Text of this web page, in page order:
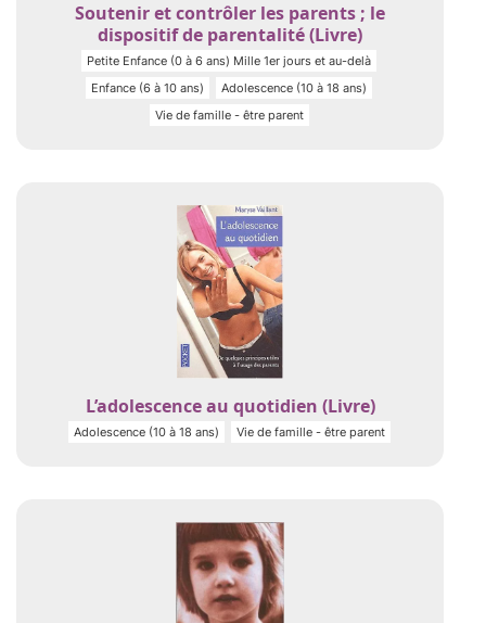
Soutenir et contrôler les parents ; le
dispositif de parentalité (Livre)
Petite Enfance (0 à 6 ans) Mille 1er jours et au-delà
Enfance (6 à 10 ans)
Adolescence (10 à 18 ans)
Vie de famille - être parent
L’adolescence au quotidien (Livre)
Adolescence (10 à 18 ans) Vie de famille - être parent